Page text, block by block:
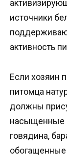
источники
активность
Если хозяин
питомца
должны
насыщенные
говядина,